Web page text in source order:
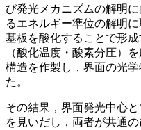
び発光メカニズムの解明
るエネルギー準位の解明
基板を酸化することで形
（酸化温度・酸素分圧）
構造を作製し，界面の光
た。
その結果，界面発光中心
を見いだし，両者が共通